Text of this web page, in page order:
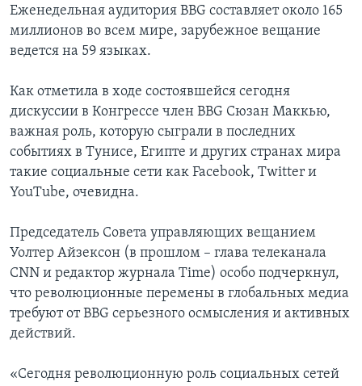
Еженедельная аудитория BBG составляет около 165
миллионов во всем мире, зарубежное вещание
ведется на 59 языках.
Как отметила в ходе состоявшейся сегодня
дискуссии в Конгрессе член BBG Сюзан Маккью,
важная роль, которую сыграли в последних
событиях в Тунисе, Египте и других странах мира
такие социальные сети как Facebook, Twitter и
YouTube, очевидна.
Председатель Совета управляющих вещанием
Уолтер Айзексон (в прошлом – глава телеканала
CNN и редактор журнала Time) особо подчеркнул,
что революционные перемены в глобальных медиа
требуют от BBG серьезного осмысления и активных
действий.
«Сегодня революционную роль социальных сетей